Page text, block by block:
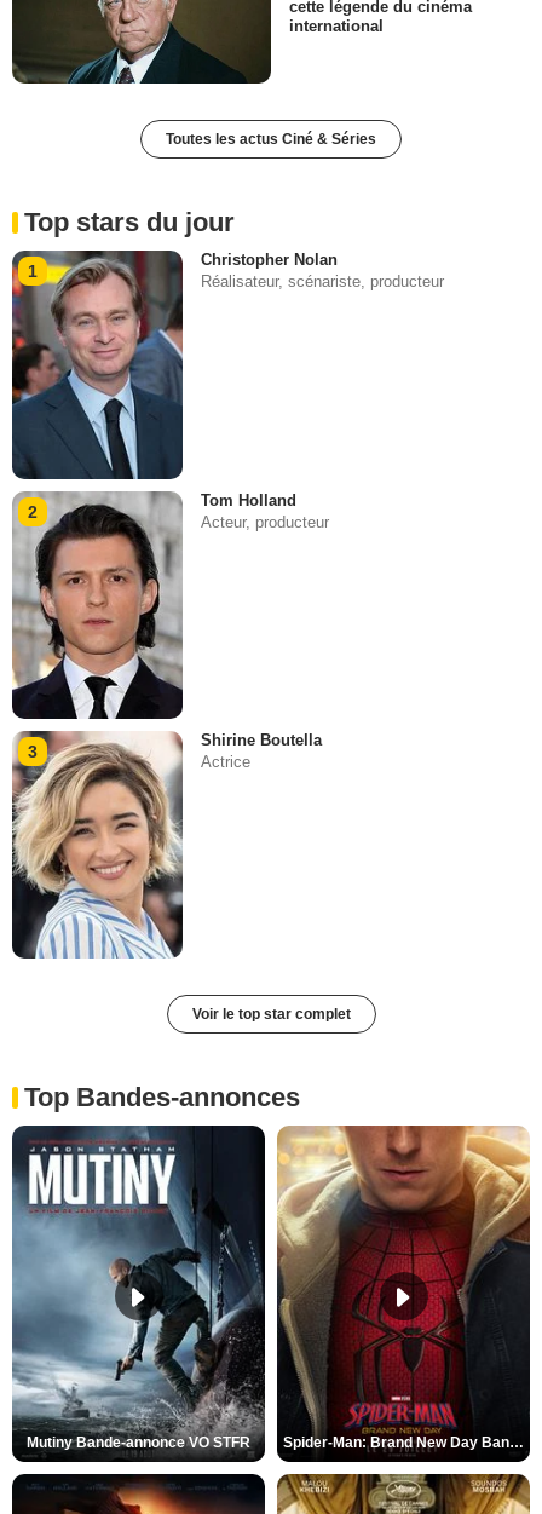
cette légende du cinéma
international
Toutes les actus Ciné & Séries
Top stars du jour
1
Christopher Nolan
Réalisateur, scénariste, producteur
2
Tom Holland
Acteur, producteur
3
Shirine Boutella
Actrice
Voir le top star complet
Top Bandes-annonces
Mutiny Bande-annonce VO STFR Spider-Man: Brand New Day Bande-annonce VO STFR